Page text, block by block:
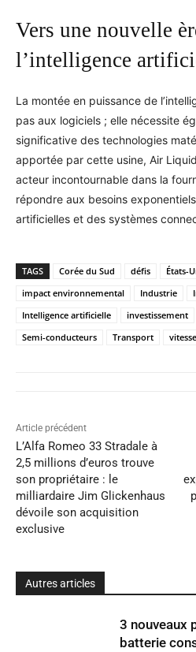
Vers une nouvelle
l’intelligence
La montée en puissance de
pas aux logiciels ; elle nécessite
significative des technologies
apportée par cette usine, Air
acteur incontournable dans la
répondre aux besoins
artificielles et des systèmes
TAGS Corée du Sud défis États-
impact environnemental
Industrie
Intelligence artificielle
investissement
Semi-conducteurs
Transport vitesse
Article précédent
L’Alfa Romeo 33 Stradale à
2,5 millions d’euros trouve
son propriétaire : le
milliardaire Jim Glickenhaus
dévoile son acquisition
exclusive
Autres articles
3 nouveaux
batterie